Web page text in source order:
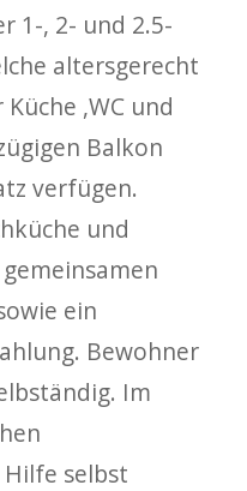
1-, 2- und 2.5-
altersgerecht
,WC und
Balkon
verfügen.
und
ein
Bewohner
Im
selbst